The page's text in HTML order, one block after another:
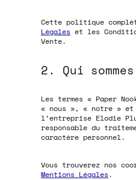
Cette politique
Légales et les
Vente.
2. Qui
Les termes « Paper
« nous », « notre » et
l’entreprise Elodie
responsable du
caractère personnel.
Vous trouverez nos
Mentions Légales .